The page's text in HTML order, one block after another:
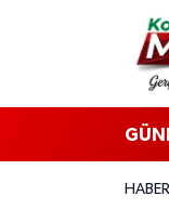
Nöbetçi
Hava
Trafik